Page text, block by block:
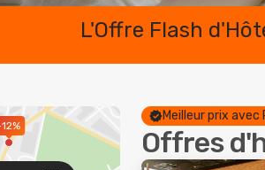
L'Offre Flash
Meilleur prix avec
Offres